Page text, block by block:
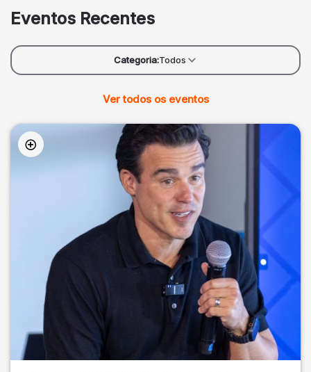
Eventos Recentes
Categoria:Todos
Ver todos os eventos